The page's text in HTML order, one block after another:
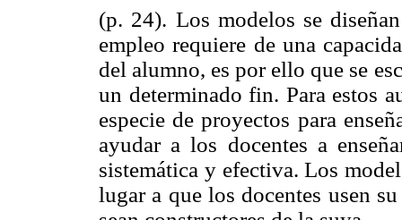
(p. 24). Los modelos se
empleo requiere de una
del alumno, es por ello que se
un determinado fin. Para estos
especie de proyectos para
ayudar a los docentes a
sistemática y efectiva. Los
lugar a que los docentes usen